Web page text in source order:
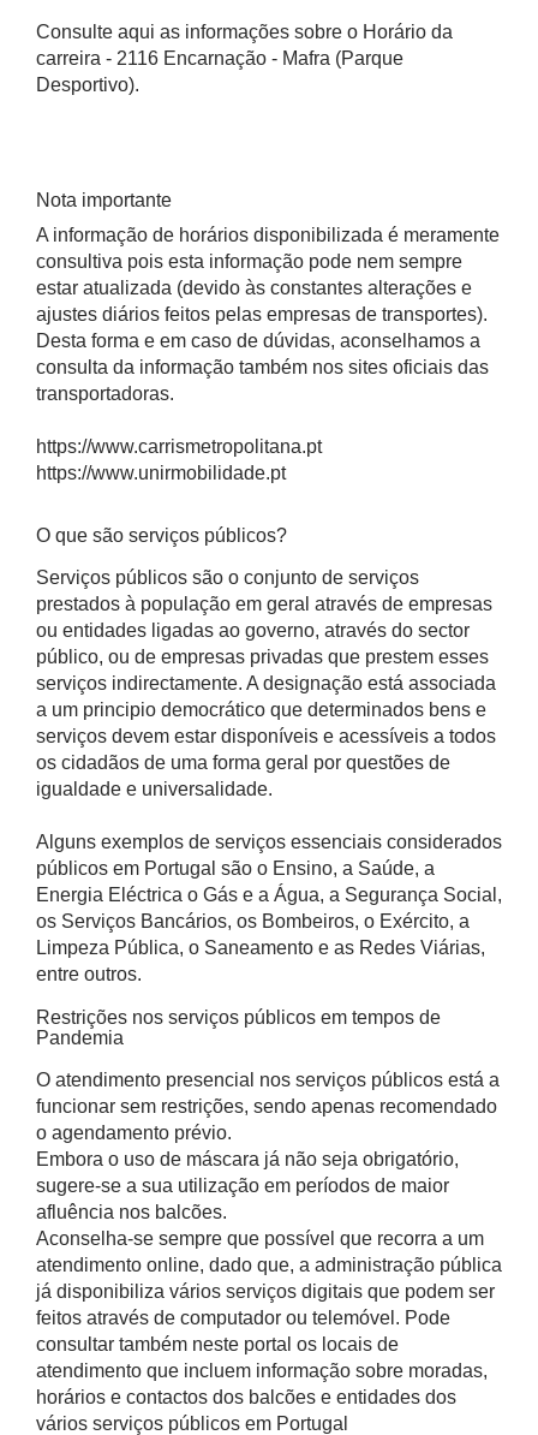
Consulte aqui as informações sobre o Horário da
carreira - 2116 Encarnação - Mafra (Parque
Desportivo).
Nota importante
A informação de horários disponibilizada é meramente
consultiva pois esta informação pode nem sempre
estar atualizada (devido às constantes alterações e
ajustes diários feitos pelas empresas de transportes).
Desta forma e em caso de dúvidas, aconselhamos a
consulta da informação também nos sites oficiais das
transportadoras.
https://www.carrismetropolitana.pt
https://www.unirmobilidade.pt
O que são serviços públicos?
Serviços públicos são o conjunto de serviços
prestados à população em geral através de empresas
ou entidades ligadas ao governo, através do sector
público, ou de empresas privadas que prestem esses
serviços indirectamente. A designação está associada
a um principio democrático que determinados bens e
serviços devem estar disponíveis e acessíveis a todos
os cidadãos de uma forma geral por questões de
igualdade e universalidade.
Alguns exemplos de serviços essenciais considerados
públicos em Portugal são o Ensino, a Saúde, a
Energia Eléctrica o Gás e a Água, a Segurança Social,
os Serviços Bancários, os Bombeiros, o Exército, a
Limpeza Pública, o Saneamento e as Redes Viárias,
entre outros.
Restrições nos serviços públicos em tempos de
Pandemia
O atendimento presencial nos serviços públicos está a
funcionar sem restrições, sendo apenas recomendado
o agendamento prévio.
Embora o uso de máscara já não seja obrigatório,
sugere-se a sua utilização em períodos de maior
afluência nos balcões.
Aconselha-se sempre que possível que recorra a um
atendimento online, dado que, a administração pública
já disponibiliza vários serviços digitais que podem ser
feitos através de computador ou telemóvel. Pode
consultar também neste portal os locais de
atendimento que incluem informação sobre moradas,
horários e contactos dos balcões e entidades dos
vários serviços públicos em Portugal